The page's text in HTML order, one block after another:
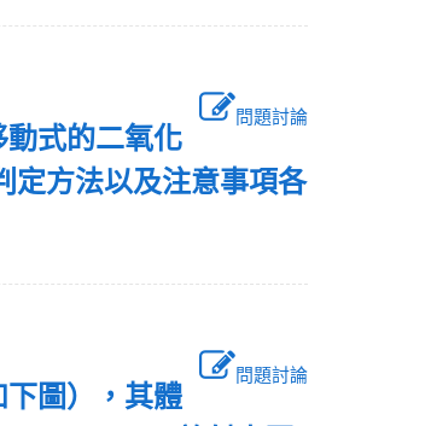
問題討論
式的二氧化
定方法以及注意事項各
問題討論
圖），其體